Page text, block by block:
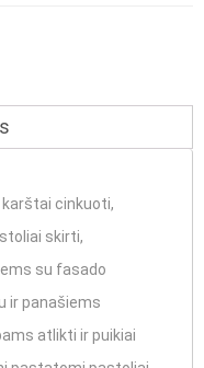
cinkuoti,
skirti,
su fasado
ir panašiems
atlikti ir puikiai